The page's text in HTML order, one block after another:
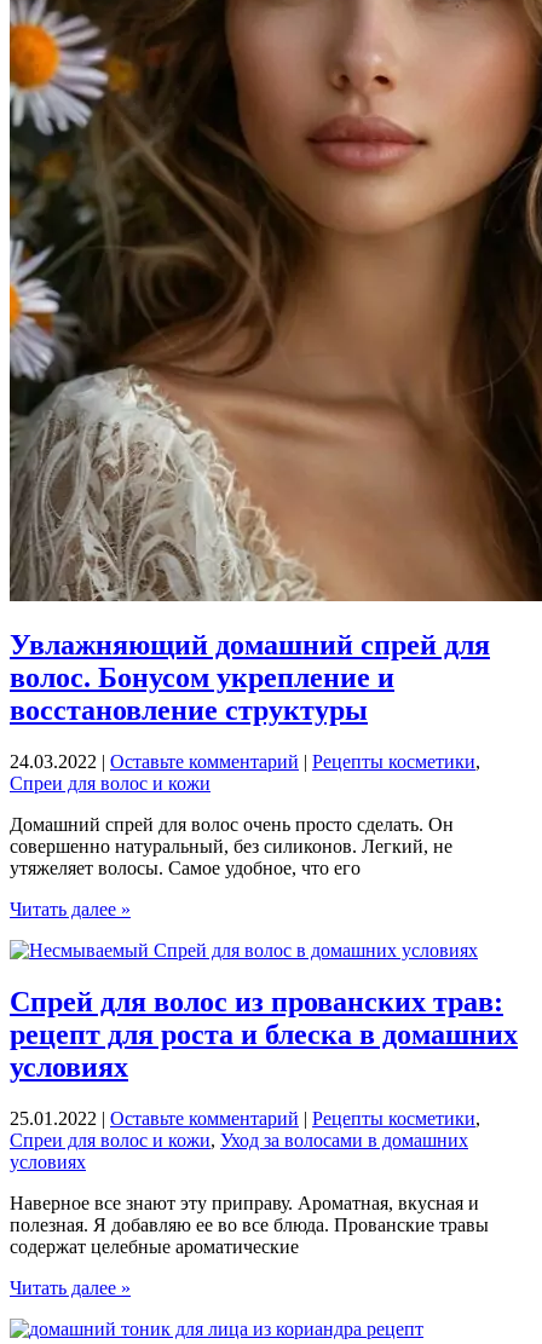
Увлажняющий домашний спрей для
волос. Бонусом укрепление и
восстановление структуры
24.03.2022 | Оставьте комментарий | Рецепты косметики,
Спреи для волос и кожи
Домашний спрей для волос очень просто сделать. Он
совершенно натуральный, без силиконов. Легкий, не
утяжеляет волосы. Самое удобное, что его
Увлажняющий
спрей
волос.
Бонусом
укрепление
и
восстановление
Читать далее »
Спрей для волос из прованских трав:
рецепт для роста и блеска в домашних
условиях
25.01.2022 | Оставьте комментарий | Рецепты косметики,
Спреи для волос и кожи, Уход за волосами в домашних
условиях
Наверное все знают эту приправу. Ароматная, вкусная и
полезная. Я добавляю ее во все блюда. Прованские травы
содержат целебные ароматические
Спрей
волос
Читать далее »